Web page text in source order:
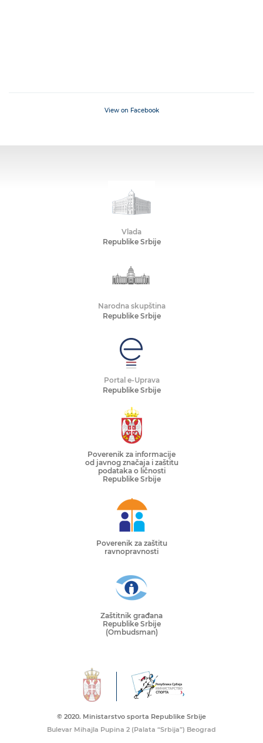
View on Facebook
Vlada
Republike Srbije
Narodna skupština
Republike Srbije
Portal e-Uprava
Republike Srbije
Poverenik za informacije
od javnog značaja i zaštitu
podataka o ličnosti
Republike Srbije
Poverenik za zaštitu
ravnopravnosti
Zaštitnik građana
Republike Srbije
(Ombudsman)
© 2020. Ministarstvo sporta Republike Srbije
Bulevar Mihajla Pupina 2 (Palata “Srbija”) Beograd